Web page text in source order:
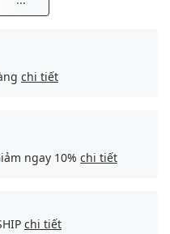
chi tiết
ngay 10% chi tiết
chi tiết